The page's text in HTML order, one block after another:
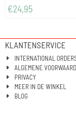
€24,95
KLANTENSERVICE
INTERNATIONAL
ALGEMENE
PRIVACY
MEER IN DE WINKEL
BLOG